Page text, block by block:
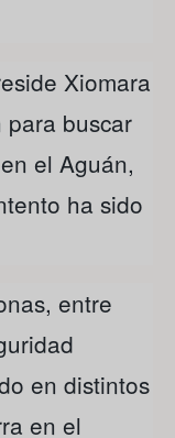
Xiomara
para buscar
el Aguán,
ha sido
entre
en distintos
en el